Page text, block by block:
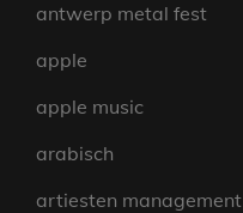
antwerp metal fest
apple
apple music
arabisch
artiesten management